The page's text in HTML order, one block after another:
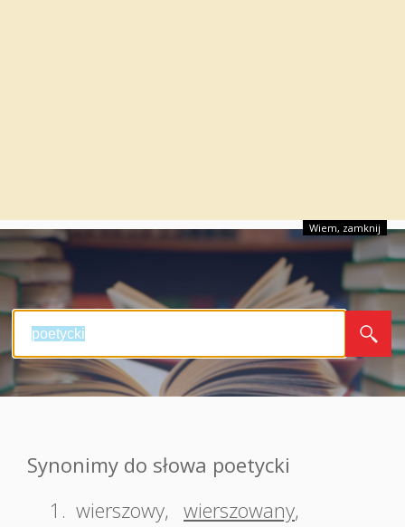
Wiem, zamknij
Synonimy do słowa poetycki
1. wierszowy, wierszowany,